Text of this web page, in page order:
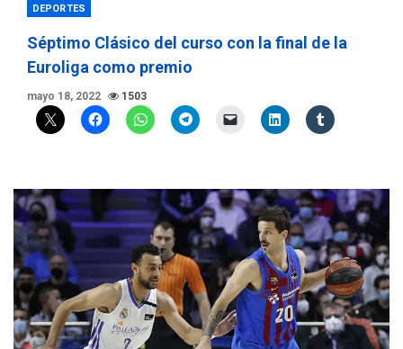
DEPORTES
Séptimo Clásico del curso con la final de la
Euroliga como premio
mayo 18, 2022 1503